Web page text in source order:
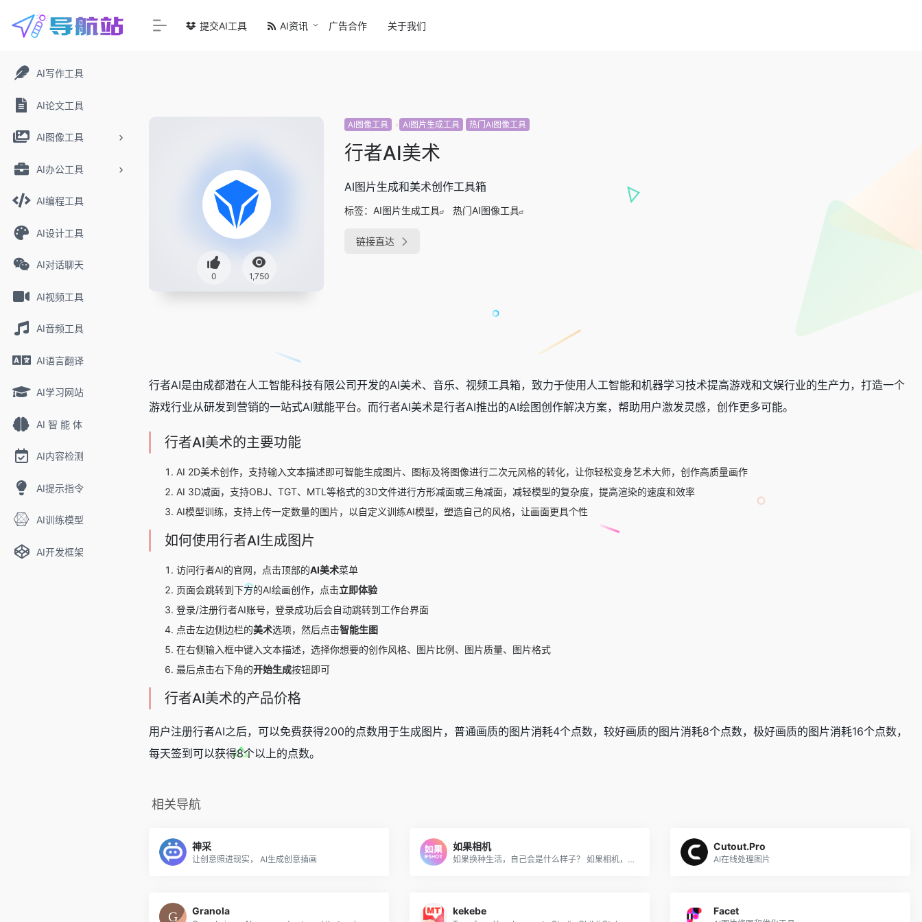
AI写作工具
AI论文工具
AI图像工具
AI办公工具
AI编程工具
AI设计工具
AI对话聊天
AI视频工具
AI音频工具
AI语言翻译
AI学习网站
AI 智 能 体
AI内容检测
AI提示指令
AI训练模型
AI开发框架
提交AI工具 AI资讯 广告合作 关于我们
0 1,750
AI图像工具 AI图片生成工具 热门AI图像工具
行者AI美术
AI图片生成和美术创作工具箱
标签： AI图片生成工具 热门AI图像工具
链接直达
行者AI是由成都潜在人工智能科技有限公司开发的AI美术、音乐、视频工具箱，致力于使用人工智能和机器学习技术提高游戏和文娱行业的生产力，打造一个
游戏行业从研发到营销的一站式AI赋能平台。而行者AI美术是行者AI推出的AI绘图创作解决方案，帮助用户激发灵感，创作更多可能。
行者AI美术的主要功能
AI 2D美术创作，支持输入文本描述即可智能生成图片、图标及将图像进行二次元风格的转化，让你轻松变身艺术大师，创作高质量画作
AI 3D减面，支持OBJ、TGT、MTL等格式的3D文件进行方形减面或三角减面，减轻模型的复杂度，提高渲染的速度和效率
AI模型训练，支持上传一定数量的图片，以自定义训练AI模型，塑造自己的风格，让画面更具个性
如何使用行者AI生成图片
访问行者AI的官网，点击顶部的AI美术菜单
页面会跳转到下方的AI绘画创作，点击立即体验
登录/注册行者AI账号，登录成功后会自动跳转到工作台界面
点击左边侧边栏的美术选项，然后点击智能生图
在右侧输入框中键入文本描述，选择你想要的创作风格、图片比例、图片质量、图片格式
最后点击右下角的开始生成按钮即可
行者AI美术的产品价格
用户注册行者AI之后，可以免费获得200的点数用于生成图片，普通画质的图片消耗4个点数，较好画质的图片消耗8个点数，极好画质的图片消耗16个点数，
每天签到可以获得8个以上的点数。
相关导航
神采
让创意照进现实， AI生成创意插画
如果相机
如果换种生活，自己会是什么样子？ 如果相机，用 A 帮你看见，各种「如果」背后自己可能的样子。
Cutout.Pro
AI在线处理图片
Granola kekebe Facet